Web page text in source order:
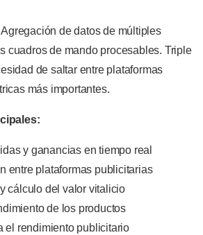
Agregación de datos de múltiples
cuadros de mando procesables. Triple
de saltar entre plataformas
más importantes.
y ganancias en tiempo real
entre plataformas publicitarias
cálculo del valor vitalicio
de los productos
el rendimiento publicitario